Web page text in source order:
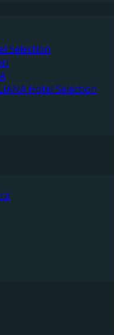
Selection
Hotel Selection